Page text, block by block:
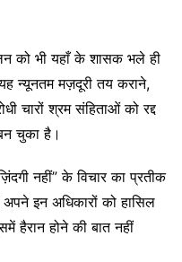
को भी यहाँ के शासक भले ही
न्यूनतम मज़दूरी तय कराने,
चारों श्रम संहिताओं को रद्द
चुका है।
नहीं” के विचार का प्रतीक
इन अधिकारों को हासिल
हैरान होने की बात नहीं